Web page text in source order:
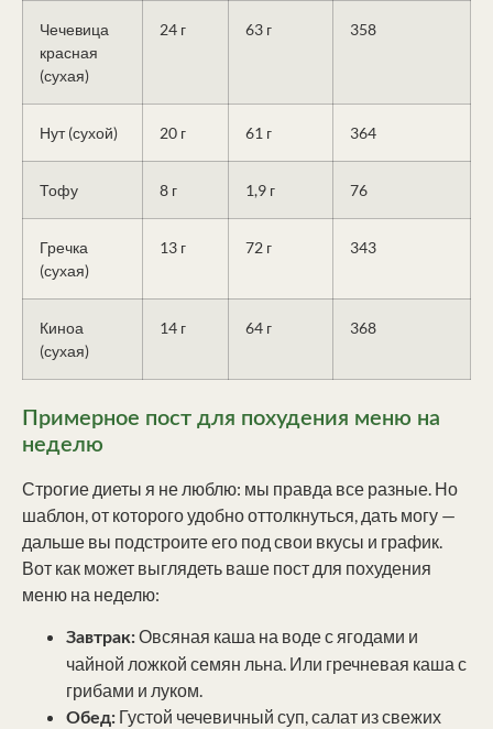
Чечевица
красная
(сухая)
24 г 63 г 358
Нут (сухой) 20 г 61 г 364
Тофу 8 г 1,9 г 76
Гречка
(сухая)
13 г 72 г 343
Киноа
(сухая)
14 г 64 г 368
Примерное пост для похудения меню на
неделю
Строгие диеты я не люблю: мы правда все разные. Но
шаблон, от которого удобно оттолкнуться, дать могу —
дальше вы подстроите его под свои вкусы и график.
Вот как может выглядеть ваше пост для похудения
меню на неделю:
Завтрак:Овсяная каша на воде с ягодами и
чайной ложкой семян льна. Или гречневая каша с
грибами и луком.
Обед: Густой чечевичный суп, салат из свежих